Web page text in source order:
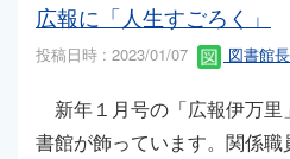
広報に「人生すごろく」
投稿日時 : 2023/01/07 図書館長
新年１月号の「広報伊万里
書館が飾っています。関係